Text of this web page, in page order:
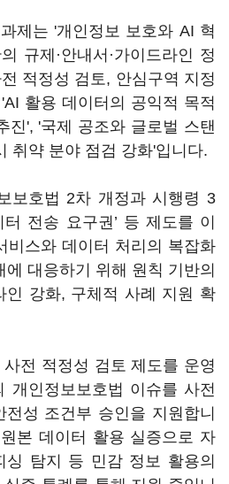
제는 '개인정보 보호와 AI 혁
규제·안내서·가이드라인 정
적정성 검토, 안심구역 지정
활용 데이터의 공익적 목적
진', '국제 공조와 글로벌 스탠
취약 분야 점검 강화'입니다.
보호법 2차 개정과 시행령 3
전송 요구권’ 등 제도를 이
비스와 데이터 처리의 복잡화
대응하기 위해 원칙 기반의
인 강화, 구체적 사례 지원 확
전 적정성 검토 제도를 운영
개인정보보호법 이슈를 사전
전성 조건부 승인을 지원합니
본 데이터 활용 실증으로 자
싱 탐지 등 민감 정보 활용의